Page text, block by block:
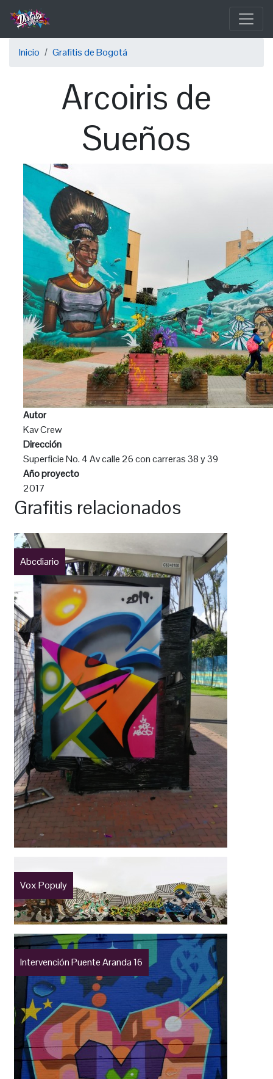
Pasar
contenido
principalSobrescribir
navegación
Inicio Grafitis de Bogotá
Arcoiris de
Sueños
Autor
Kav Crew
Dirección
Superficie No. 4 Av calle 26 con carreras 38 y 39
Año proyecto
2017
Grafitis relacionados
Abcdiario
Vox Populy
Intervención Puente Aranda 16